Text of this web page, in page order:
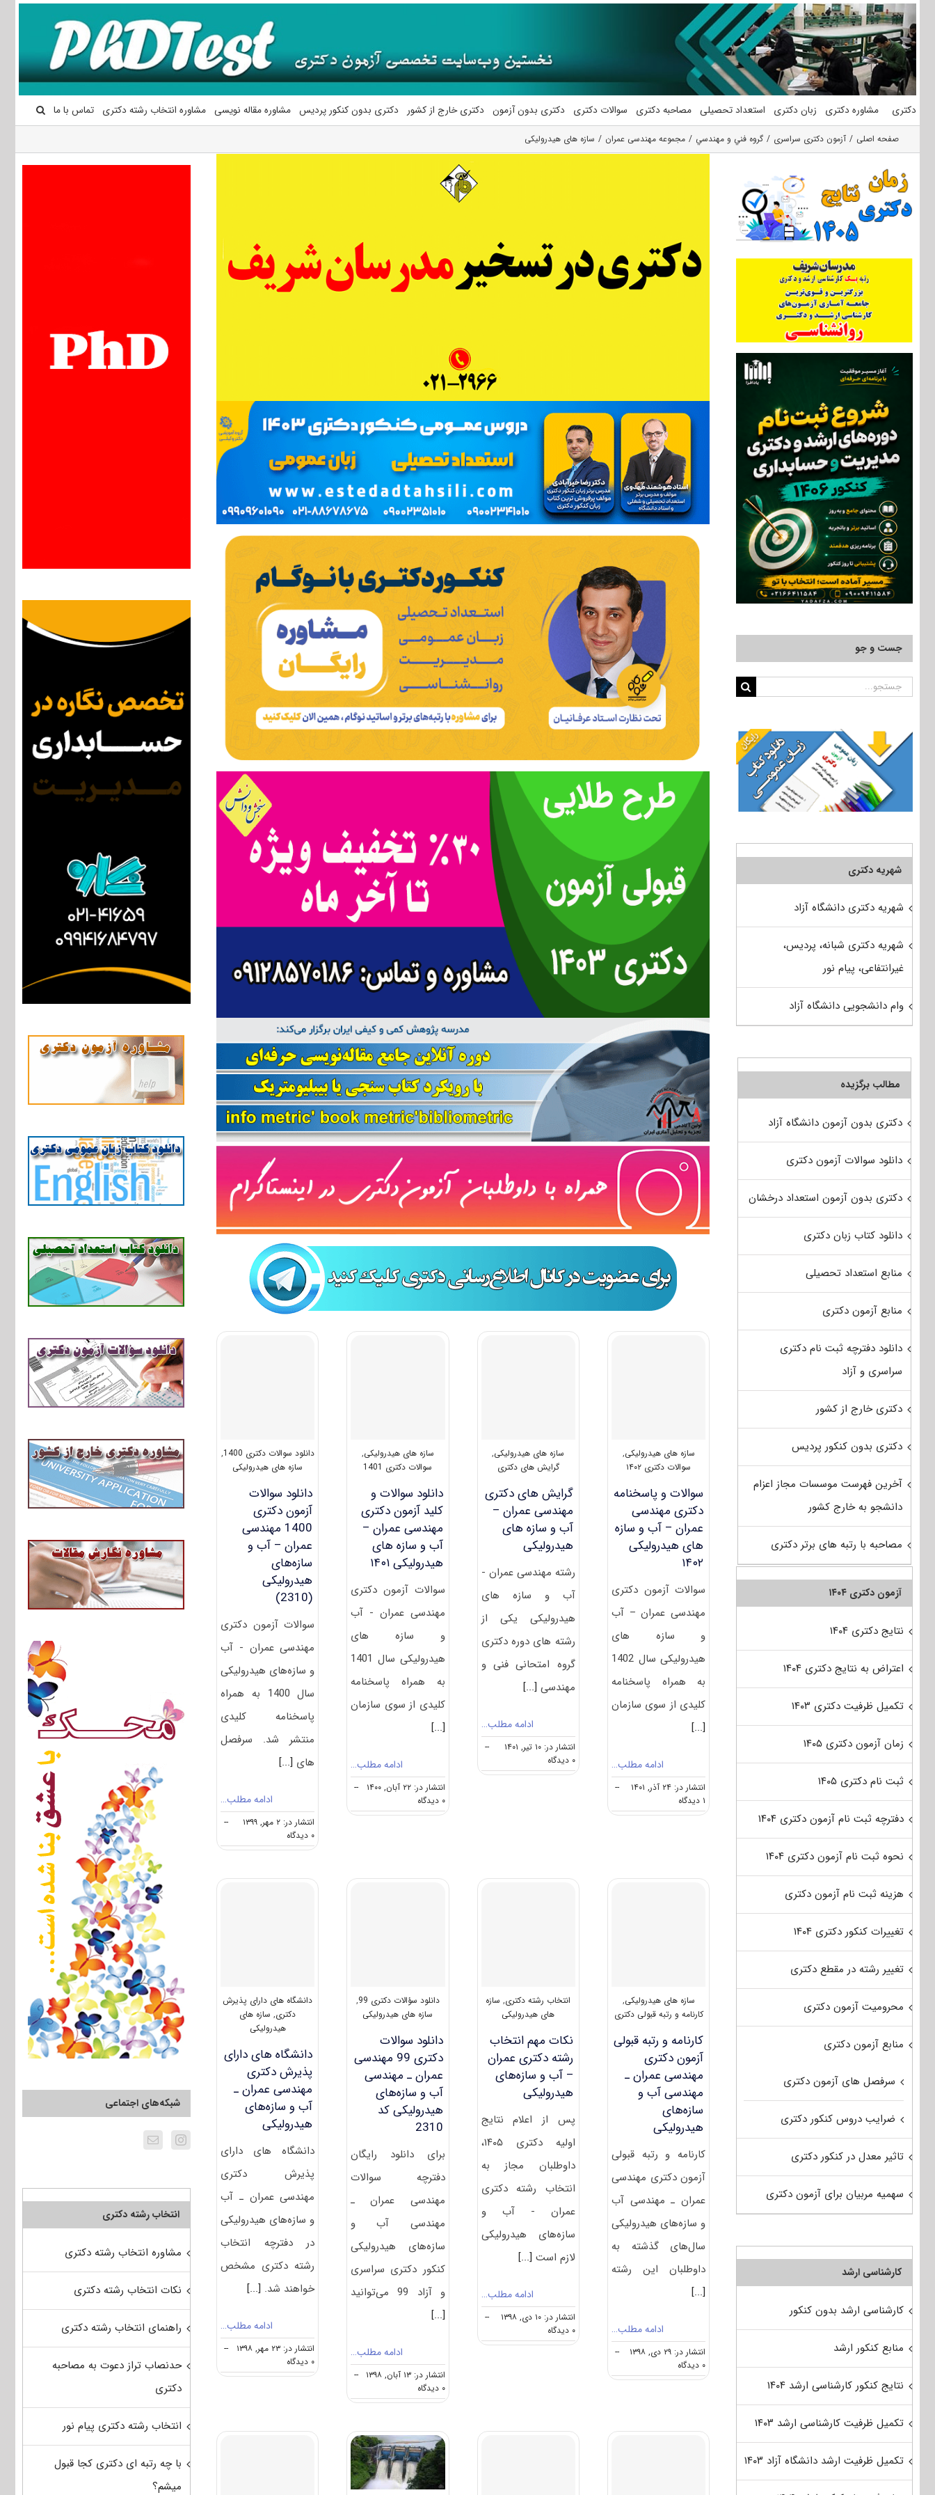
محتوا
دکتری مشاوره دکتری زبان دکتری استعداد تحصیلی مصاحبه دکتری سوالات دکتری دکتری بدون آزمون دکتری خارج از کشور دکتری بدون کنکور پردیس مشاوره مقاله نویسی مشاوره انتخاب رشته دکتری تماس با ما
صفحه اصلی آزمون دکتری سراسری گروه فني و مهندسي مجموعه مهندسی عمران سازه های هیدرولیکی
سازه های هیدرولیکی,
سوالات دکتری ۱۴۰۲
سوالات و پاسخنامه
دکتری مهندسی
عمران – آب و سازه
‎های هیدرولیکی
۱۴۰۲
سوالات آزمون دکتری
مهندسی عمران – آب
و سازه ‎های
هیدرولیکی سال 1402
به همراه پاسخنامه
کلیدی از سوی سازمان
[...]
ادامه مطلب…
انتشار در: ۲۴ آذر, ۱۴۰۱
--
۱ دیدگاه
on
سوالات
عمران
سازه های هیدرولیکی,
گرایش های دکتری
گرایش های دکتری
مهندسی ﻋﻤﺮان –
آب و ﺳﺎزه ﻫﺎی
هیدرولیکی
رشته مهندسی ﻋﻤﺮان -
آب و سازه های
هیدرولیکی یکی از
رشته های دوره دکتری
گروه امتحانی فنی و
مهندسی [...]
ادامه مطلب…
انتشار در: ۱۰ تیر, ۱۴۰۱
--
۰ دیدگاه
گرایش
ﺳﺎزه
سازه های هیدرولیکی,
سوالات دکتری 1401
دانلود سوالات و
کلید آزمون دکتری
مهندسی عمران –
آب و سازه ‎های
هیدرولیکی ۱۴۰۱
سوالات آزمون دکتری
مهندسی عمران - آب
و سازه ‎های
هیدرولیکی سال 1401
به همراه پاسخنامه
کلیدی از سوی سازمان
[...]
ادامه مطلب…
انتشار در: ۲۲ آبان, ۱۴۰۰
--
۰ دیدگاه
دانلود
دکتری
۱۴۰۱
دانلود سوالات دکتری 1400
,
سازه های هیدرولیکی
دانلود سوالات
آزمون دکتری
1400 مهندسی
عمران – آب و
سازه‌های
هیدرولیکی
(2310)
سوالات آزمون دکتری
مهندسی عمران - آب
و سازه‌های هیدرولیکی
سال 1400 به همراه
پاسخنامه کلیدی
منتشر شد. سرفصل
های [...]
ادامه مطلب…
انتشار در: ۲ مهر, ۱۳۹۹
--
۰ دیدگاه
on
دانلود
(۲۳۱۰)
سازه های هیدرولیکی,
کارنامه و رتبه قبولی دکتری
کارنامه و رتبه قبولی
آزمون دکتری
ﻣﻬﻨﺪسی ﻋﻤﺮان ـ
مهندسی آب و
ﺳﺎزهﻫﺎی
هیدرولیکی
کارنامه و رتبه قبولی
آزمون دکتری ﻣﻬﻨﺪسی
ﻋﻤﺮان ـ مهندسی آب
و ﺳﺎزهﻫﺎی هیدرولیکی
سال‌های گذشته به
داوطلبان این رشته
[...]
ادامه مطلب…
انتشار در: ۲۹ دی, ۱۳۹۸
--
۰ دیدگاه
on
کارنامه
آزمون
انتخاب رشته دکتری, سازه
های هیدرولیکی
نکات مهم انتخاب
رشته دکتری عمران
– آب و سازه‎‌های
هیدرولیکی
پس از اعلام نتایج
اولیه دکتری ۱۴۰۵،
داوطلبان مجاز به
انتخاب رشته دکتری
عمران - آب و
سازه‎‌های هیدرولیکی
لازم است [...]
ادامه مطلب…
انتشار در: ۱۰ دی, ۱۳۹۸
--
۰ دیدگاه
نکات
آب
دانلود سؤالات دکتری 99
,
سازه های هیدرولیکی
دانلود سوالات
دکتری 99 مهندسی
عمران ـ مهندسی
آب و سازه‌های
هیدرولیکی کد
2310
برای دانلود رایگان
دفترچه سوالات
مهندسی عمران ـ
مهندسی آب و
سازه‌های هیدرولیکی
کنکور دکتری سراسری
و آزاد 99 می‌توانید
[...]
ادامه مطلب…
انتشار در: ۱۳ آبان, ۱۳۹۸
--
۰ دیدگاه
دانلود
۹۹
مهندسی
عمران
ـ
دانشگاه های دارای پذیرش
دکتری, سازه های
هیدرولیکی
دانشگاه های دارای
پذیرش دکتری
ﻣﻬﻨﺪسی ﻋﻤﺮان ـ
آب و ﺳﺎزهﻫﺎی
هیدرولیکی
دانشگاه های دارای
پذیرش دکتری
ﻣﻬﻨﺪسی ﻋﻤﺮان ـ آب
و ﺳﺎزهﻫﺎی هیدرولیکی
در دفترچه انتخاب
رشته دکتری مشخص
خواهند شد. [...]
ادامه مطلب…
انتشار در: ۲۳ مهر, ۱۳۹۸
--
۰ دیدگاه
on
دانشگاه
شبکه‌های اجتماعی
انتخاب رشته دکتری
مشاوره انتخاب رشته دکتری
نکات انتخاب رشته دکتری
راهنمای انتخاب رشته دکتری
حدنصاب تراز دعوت به مصاحبه
دکتری
انتخاب رشته دکتری پیام نور
با چه رتبه ای دکتری کجا قبول
میشم؟
جست و جو
جستجو
شهریه دکتری
شهریه دکتری دانشگاه آزاد
شهریه دکتری شبانه، پردیس،
غیرانتفاعی، پیام نور
وام دانشجویی دانشگاه آزاد
مطالب برگزیده
دکتری بدون آزمون دانشگاه آزاد
دانلود سوالات آزمون دکتری
دکتری بدون آزمون استعداد درخشان
دانلود کتاب زبان دکتری
منابع استعداد تحصیلی
منابع آزمون دکتری
دانلود دفترچه ثبت نام دکتری
سراسری و آزاد
دکتری خارج از کشور
دکتری بدون کنکور پردیس
آخرین فهرست موسسات مجاز اعزام
دانشجو به خارج کشور
مصاحبه با رتبه های برتر دکتری
آزمون دکتری ۱۴۰۴
نتایج دکتری ۱۴۰۴
اعتراض به نتایج دکتری ۱۴۰۴
تکمیل ظرفیت دکتری ۱۴۰۳
زمان آزمون دکتری ۱۴۰۵
ثبت نام دکتری ۱۴۰۵
دفترچه ثبت نام آزمون دکتری ۱۴۰۴
نحوه ثبت نام آزمون دکتری ۱۴۰۴
هزینه ثبت نام آزمون دکتری
تغییرات کنکور دکتری ۱۴۰۴
تغییر رشته در مقطع دکتری
محرومیت آزمون دکتری
منابع آزمون دکتری
سرفصل های آزمون دکتری
ضرایب دروس کنکور دکتری
تاثیر معدل در کنکور دکتری
سهمیه مربیان برای آزمون دکتری
کارشناسی ارشد
کارشناسی ارشد بدون کنکور
منابع کنکور ارشد
نتایج کنکور کارشناسی ارشد ۱۴۰۴
تکمیل ظرفیت کارشناسی ارشد ۱۴۰۳
تکمیل ظرفیت ارشد دانشگاه آزاد ۱۴۰۳